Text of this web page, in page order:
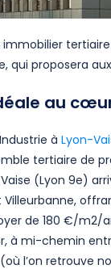
qui proposera
au
à Lyon-
tertiaire de
Vaise (Lyon 9e)
Villeurbanne,
de 180 €/m2/
à mi-chemin
l’on retrouve